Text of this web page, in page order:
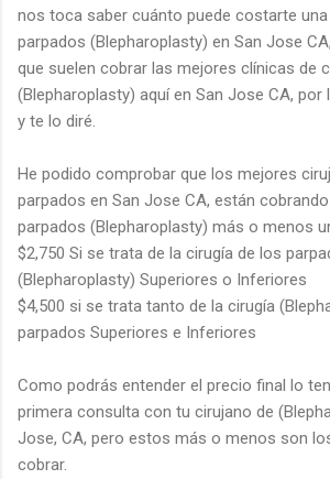
nos toca saber cuánto puede costarte
parpados (Blepharoplasty) en San Jose
que suelen cobrar las mejores clínicas de
(Blepharoplasty) aquí en San Jose CA, por
y te lo diré.
He podido comprobar que los mejores
parpados en San Jose CA, están
parpados (Blepharoplasty) más o menos
$2,750 Si se trata de la cirugía de los
(Blepharoplasty) Superiores o Inferiores
$4,500 si se trata tanto de la cirugía
parpados Superiores e Inferiores
Como podrás entender el precio final lo
primera consulta con tu cirujano de
Jose, CA, pero estos más o menos son
cobrar.